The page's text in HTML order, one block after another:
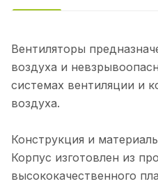
Вентиляторы
воздуха и
системах вентиляции и
воздуха.
Конструкция и
Корпус изготовлен из
высококачественного